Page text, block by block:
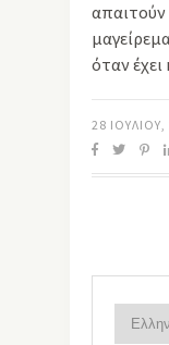
όταν
28 ΙΟΥΛΊΟΥ,